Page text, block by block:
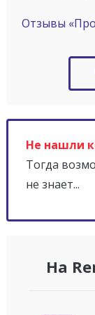
Отзывы
Не нашли
Тогда
не знает...
На